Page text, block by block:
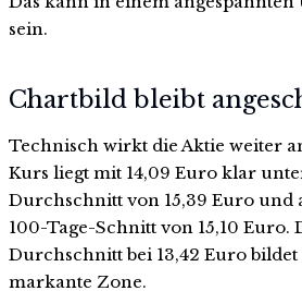
sein.
Chartbild bleibt
Technisch wirkt die Aktie weiter
Kurs liegt mit 14,09 Euro klar
Durchschnitt von 15,39 Euro und
100-Tage-Schnitt von 15,10 Euro.
Durchschnitt bei 13,42 Euro
markante Zone.